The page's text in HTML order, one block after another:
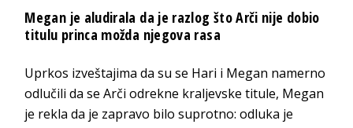
Megan je aludirala da je razlog što Arči nije dobio
titulu princa možda njegova rasa
Uprkos izveštajima da su se Hari i Megan namerno
odlučili da se Arči odrekne kraljevske titule, Megan
je rekla da je zapravo bilo suprotno: odluka je